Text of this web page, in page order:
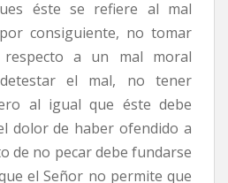
éste se refiere al mal
consiguiente, no tomar
respecto a un mal moral
el mal, no tener
al igual que éste debe
dolor de haber ofendido a
de no pecar debe fundarse
el Señor no permite que